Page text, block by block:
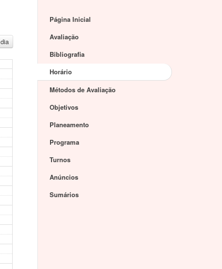
dia
Página Inicial
Avaliação
Bibliografia
Horário
Métodos de Avaliação
Objetivos
Planeamento
Programa
Turnos
Anúncios
Sumários